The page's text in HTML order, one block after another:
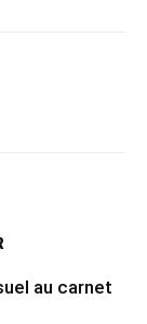
au carnet